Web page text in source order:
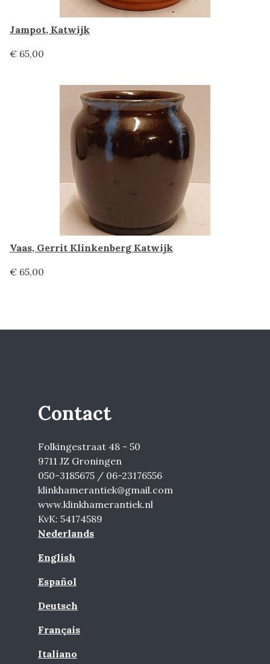
Jampot, Katwijk
€ 65,00
Vaas, Gerrit Klinkenberg Katwijk
€ 65,00
Contact
Folkingestraat 48 - 50
9711 JZ Groningen
050-3185675 / 06-23176556
klinkhamerantiek@gmail.com
www.klinkhamerantiek.nl
KvK: 54174589
Nederlands
English
Español
Deutsch
Français
Italiano